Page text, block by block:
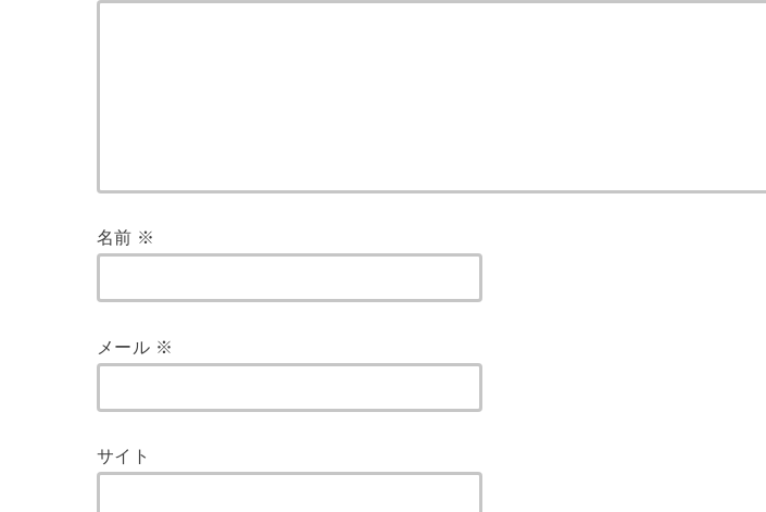
名前 ※
メール ※
サイト